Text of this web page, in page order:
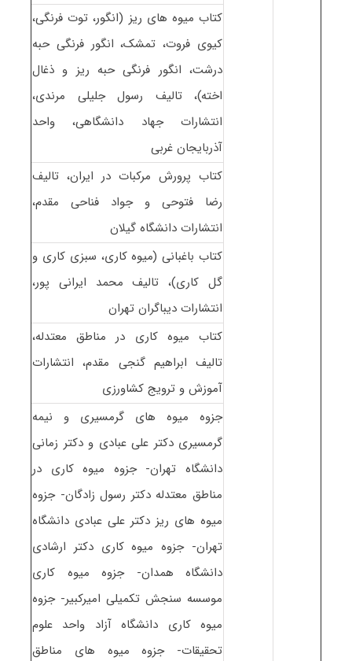
کتاب میوه های ریز (انگور، توت فرنگی،
کیوی فروت، تمشک، انگور فرنگی حبه
درشت، انگور فرنگی حبه ریز و ذغال
اخته)، تالیف رسول جلیلی مرندی،
انتشارات جهاد دانشگاهی، واحد
آذربایجان غربی
کتاب پرورش مرکبات در ایران، تالیف
رضا فتوحی و جواد فناحی مقدم،
انتشارات دانشگاه گیلان
کتاب باغبانی (میوه کاری، سبزی کاری و
گل کاری)، تالیف محمد ایرانی پور،
انتشارات دیباگران تهران
کتاب میوه کاری در مناطق معتدله،
تالیف ابراهیم گنجی مقدم، انتشارات
آموزش و ترویج کشاورزی
جزوه میوه های گرمسیری و نیمه
گرمسیری دکتر علی عبادی و دکتر زمانی
دانشگاه تهران- جزوه میوه کاری در
مناطق معتدله دکتر رسول زادگان- جزوه
میوه های ریز دکتر علی عبادی دانشگاه
تهران- جزوه میوه کاری دکتر ارشادی
دانشگاه همدان- جزوه میوه کاری
موسسه سنجش تکمیلی امیرکبیر- جزوه
میوه کاری دانشگاه آزاد واحد علوم
تحقیقات- جزوه میوه های مناطق